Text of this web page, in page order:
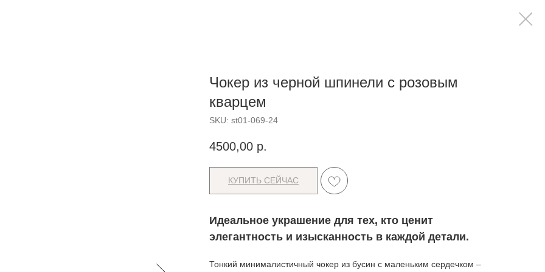
Чокер из черной шпинели с розовым
кварцем
SKU: st01-069-24
4500,00 р.
КУПИТЬ СЕЙЧАС
Идеальное украшение для тех, кто ценит
элегантность и изысканность в каждой детали.
Тонкий минималистичный чокер из бусин с маленьким сердечком –